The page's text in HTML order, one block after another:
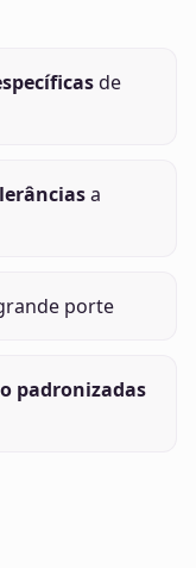
de
a
porte
padronizadas